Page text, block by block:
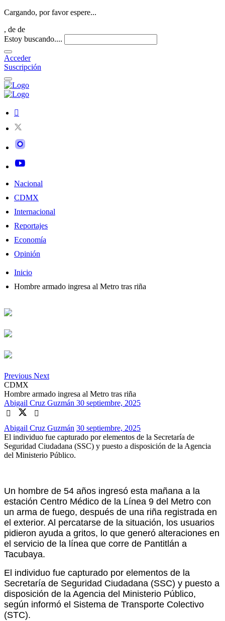
Cargando, por favor espere...
, de de
Estoy buscando....
Acceder
Suscripción
Nacional
CDMX
Internacional
Reportajes
Economía
Opinión
Inicio
Hombre armado ingresa al Metro tras riña
Previous Next
CDMX
Hombre armado ingresa al Metro tras riña
Abigail Cruz Guzmán 30 septiembre, 2025
Abigail Cruz Guzmán 30 septiembre, 2025
El individuo fue capturado por elementos de la Secretaría de
Seguridad Ciudadana (SSC) y puesto a disposición de la Agencia
del Ministerio Público.
Un hombre de 54 años ingresó esta mañana a la
estación Centro Médico de la Línea 9 del Metro con
un arma de fuego, después de una riña registrada en
el exterior. Al percatarse de la situación, los usuarios
pidieron ayuda a gritos, lo que generó alteraciones en
el servicio de la línea que corre de Pantitlán a
Tacubaya.
El individuo fue capturado por elementos de la
Secretaría de Seguridad Ciudadana (SSC) y puesto a
disposición de la Agencia del Ministerio Público,
según informó el Sistema de Transporte Colectivo
(STC).